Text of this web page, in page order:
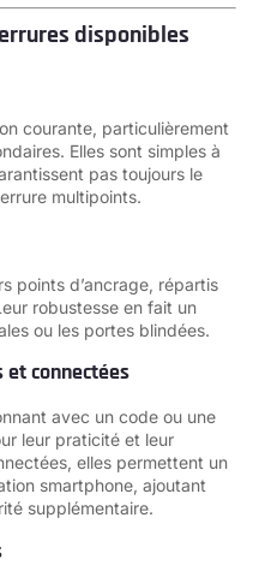
disponibles
courante, particulièrement
Elles sont simples à
pas toujours le
multipoints.
points d’ancrage, répartis
robustesse en fait un
ou les portes blindées.
et connectées
avec un code ou une
leur praticité et leur
elles permettent un
smartphone, ajoutant
supplémentaire.